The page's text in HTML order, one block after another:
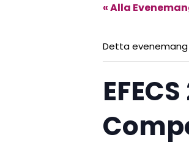
« Alla
Detta